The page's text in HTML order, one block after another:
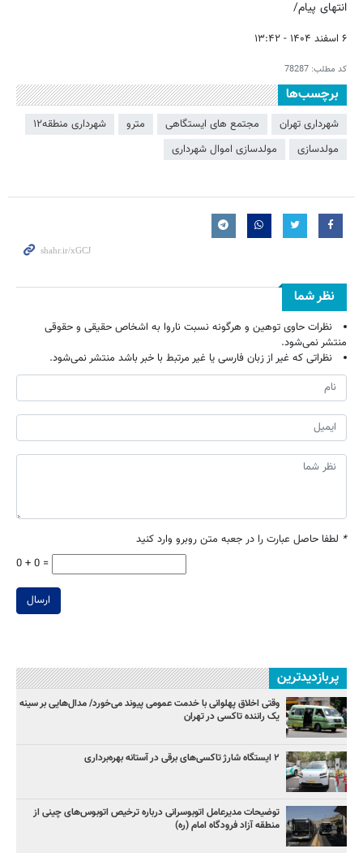
انتهای پیام/
۶ اسفند ۱۴۰۴ - ۱۳:۴۲
کد مطلب: 78287
برچسب‌ها
شهرداری تهران مجتمع های ایستگاهی مترو
شهرداری منطقه۱۲
مولدسازی
مولدسازی اموال شهرداری
نظر شما
نظرات حاوی توهین و هرگونه نسبت ناروا به اشخاص حقیقی و حقوقی
منتشر نمی‌شود.
نظراتی که غیر از زبان فارسی یا غیر مرتبط با خبر باشد منتشر نمی‌شود.
* لطفا حاصل عبارت را در جعبه متن روبرو وارد کنید
0 + 0 =
ارسال
پربازدیدترین
وقتی اخلاق پهلوانی با خدمت عمومی پیوند می‌خورد/ مدال‌هایی بر سینه
یک راننده تاکسی در تهران
۲ ایستگاه شارژ تاکسی‌های برقی در آستانه بهره‌برداری
توضیحات مدیرعامل اتوبوسرانی درباره ترخیص اتوبوس‌های چینی از
منطقه آزاد فرودگاه امام (ره)